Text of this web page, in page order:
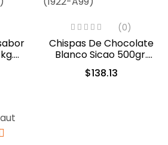
(0)
Chispas De Chocolate
Blanco Sicao 500gr.
(1922-A99)
$138.13